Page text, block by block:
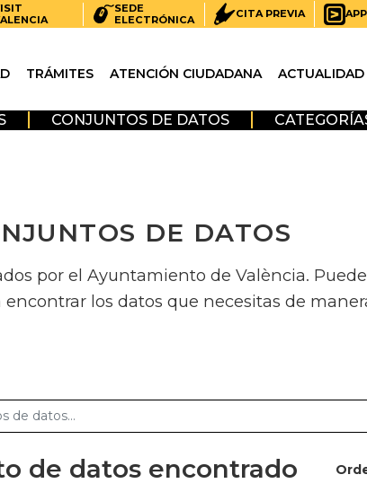
SEDE
ELECTRÓNICA
CITA PREVIA
TRÁMITES ATENCIÓN CIUDADANA ACTUALIDAD
CONJUNTOS DE DATOS
DE DATOS
por el Ayuntamiento de València.
los datos que necesitas de
de datos encontrado